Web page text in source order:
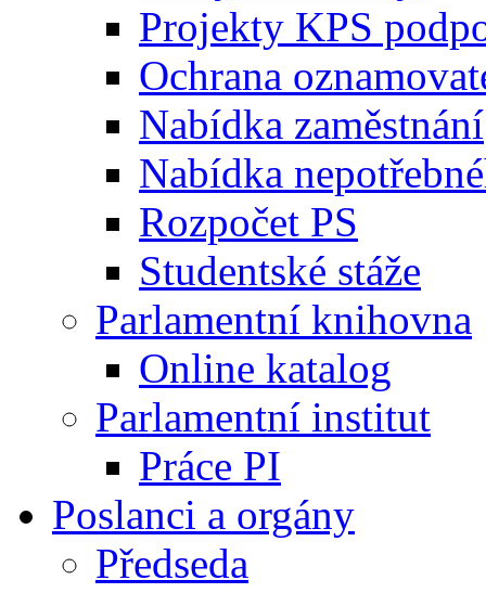
Projekty KPS
Ochrana
Nabídka zaměstnání
Nabídka
Rozpočet PS
Studentské stáže
Parlamentní knihovna
Online katalog
Parlamentní institut
Práce PI
Poslanci a orgány
Předseda